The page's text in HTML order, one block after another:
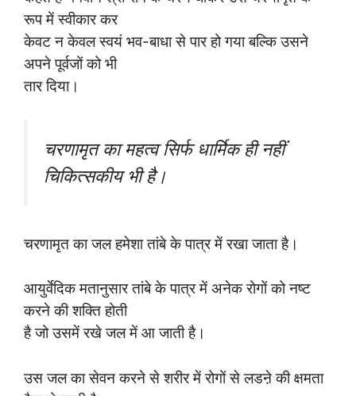
रूप में स्वीकार कर
केवट न केवल स्वयं भव-बाधा से पार हो गया बल्कि उसने
अपने पूर्वजों को भी
तार दिया।
चरणामृत का महत्व सिर्फ धार्मिक ही नहीं
चिकित्सकीय भी है।
चरणामृत का जल हमेशा तांबे के पात्र में रखा जाता है।
आयुर्वेदिक मतानुसार तांबे के पात्र में अनेक रोगों को नष्ट
करने की शक्ति होती
है जो उसमें रखे जल में आ जाती है।
उस जल का सेवन करने से शरीर में रोगों से लडऩे की क्षमता